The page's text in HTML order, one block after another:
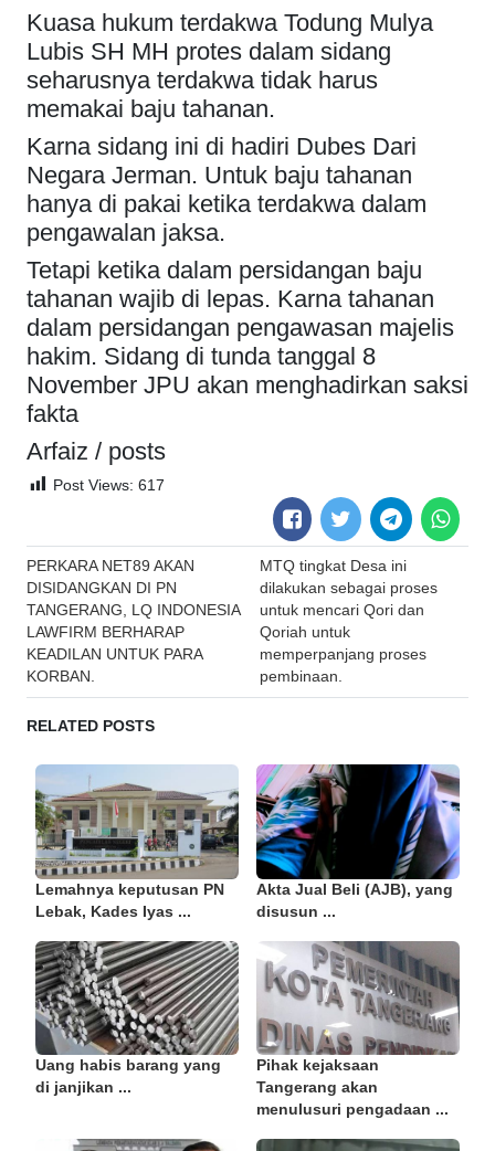
Kuasa hukum terdakwa Todung Mulya
Lubis SH MH protes dalam sidang
seharusnya terdakwa tidak harus
memakai baju tahanan.
Karna sidang ini di hadiri Dubes Dari
Negara Jerman. Untuk baju tahanan
hanya di pakai ketika terdakwa dalam
pengawalan jaksa.
Tetapi ketika dalam persidangan baju
tahanan wajib di lepas. Karna tahanan
dalam persidangan pengawasan majelis
hakim. Sidang di tunda tanggal 8
November JPU akan menghadirkan saksi
fakta
Arfaiz / posts
Post Views: 617
Post
navigation
PERKARA NET89 AKAN
DISIDANGKAN DI PN
TANGERANG, LQ INDONESIA
LAWFIRM BERHARAP
KEADILAN UNTUK PARA
KORBAN.
MTQ tingkat Desa ini
dilakukan sebagai proses
untuk mencari Qori dan
Qoriah untuk
memperpanjang proses
pembinaan.
RELATED POSTS
Lemahnya keputusan PN
Lebak, Kades Iyas ...
Akta Jual Beli (AJB), yang
disusun ...
Uang habis barang yang
di janjikan ...
Pihak kejaksaan
Tangerang akan
menulusuri pengadaan ...